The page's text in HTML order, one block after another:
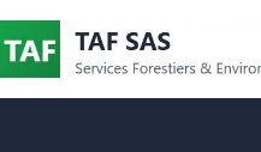
principal